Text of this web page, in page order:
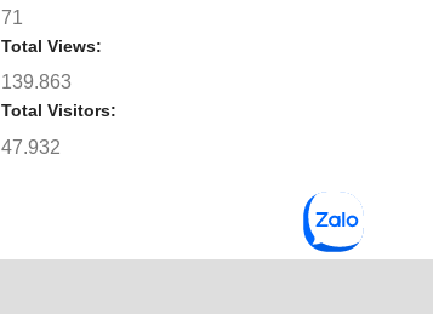
71
Total Views:
139.863
Total Visitors:
47.932